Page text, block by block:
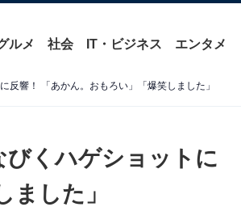
ルメ 社会 IT・ビジネス エンタメ
反響！ 「あかん。おもろい」「爆笑しました」
びくハゲショットに
ました」